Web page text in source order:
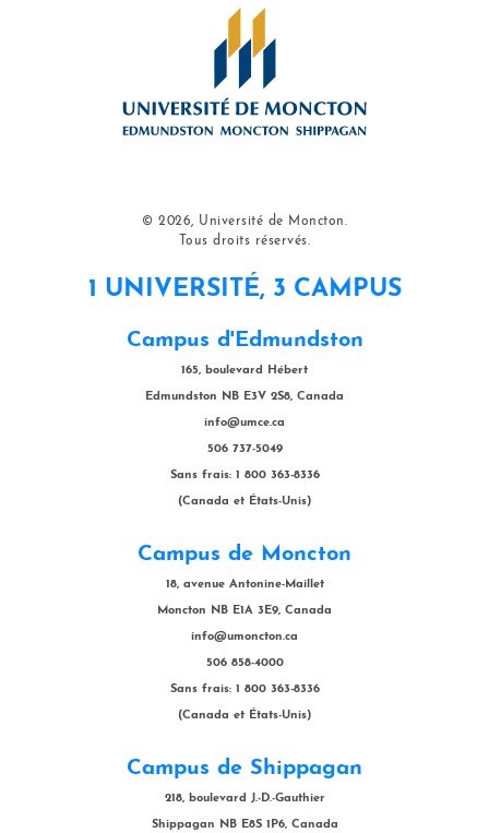
© 2026, Université de Moncton.
Tous droits réservés.
1 UNIVERSITÉ, 3 CAMPUS
Campus d'Edmundston
165, boulevard Hébert
Edmundston NB E3V 2S8, Canada
info@umce.ca
506 737-5049
Sans frais: 1 800 363-8336
(Canada et États-Unis)
Campus de Moncton
18, avenue Antonine-Maillet
Moncton NB E1A 3E9, Canada
info@umoncton.ca
506 858-4000
Sans frais: 1 800 363-8336
(Canada et États-Unis)
Campus de Shippagan
218, boulevard J.-D.-Gauthier
Shippagan NB E8S 1P6, Canada